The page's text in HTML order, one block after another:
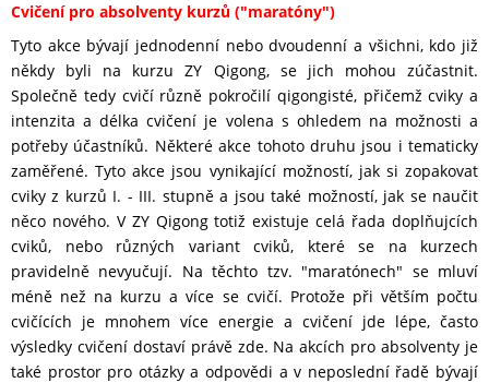
Cvičení pro absolventy kurzů ("maratóny")
Tyto akce bývají jednodenní nebo dvoudenní a všichni, kdo již
někdy byli na kurzu ZY Qigong, se jich mohou zúčastnit.
Společně tedy cvičí různě pokročilí qigongisté, přičemž cviky a
intenzita a délka cvičení je volena s ohledem na možnosti a
potřeby účastníků. Některé akce tohoto druhu jsou i tematicky
zaměřené. Tyto akce jsou vynikající možností, jak si zopakovat
cviky z kurzů I. - III. stupně a jsou také možností, jak se naučit
něco nového. V ZY Qigong totiž existuje celá řada doplňujcích
cviků, nebo různých variant cviků, které se na kurzech
pravidelně nevyučují. Na těchto tzv. "maratónech" se mluví
méně než na kurzu a více se cvičí. Protože při větším počtu
cvičících je mnohem více energie a cvičení jde lépe, často
výsledky cvičení dostaví právě zde. Na akcích pro absolventy je
také prostor pro otázky a odpovědi a v neposlední řadě bývají